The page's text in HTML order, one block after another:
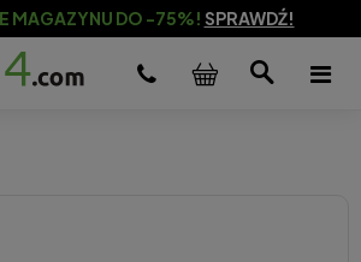
MAGAZYNU DO -75%! SPRAWDŹ!